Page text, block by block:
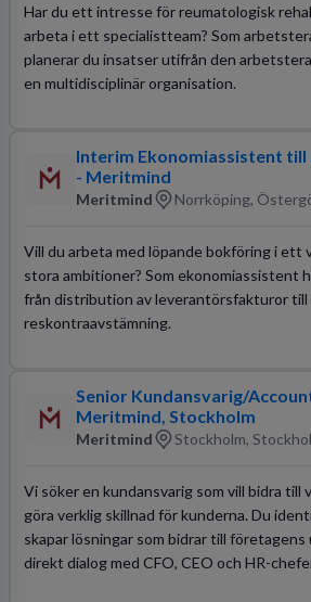
Har du ett intresse för reumatologisk
arbeta i ett specialistteam? Som
planerar du insatser utifrån den
en multidisciplinär organisation.
Interim Ekonomiassistent
- Meritmind
Meritmind Norrköping,
Vill du arbeta med löpande bokföring i ett
stora ambitioner? Som ekonomiassistent
från distribution av leverantörsfakturor till
reskontraavstämning.
Senior Kundansvarig/
Meritmind, Stockholm
Meritmind Stockholm,
Vi söker en kundansvarig som vill bidra till
göra verklig skillnad för kunderna. Du
skapar lösningar som bidrar till
direkt dialog med CFO, CEO och HR-